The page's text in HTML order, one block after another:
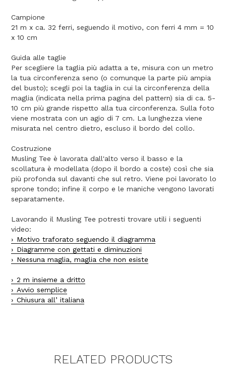
Campione
21 m x ca. 32 ferri, seguendo il motivo, con ferri 4 mm = 10
x 10 cm
Guida alle taglie
Per scegliere la taglia più adatta a te, misura con un metro
la tua circonferenza seno (o comunque la parte più ampia
del busto); scegli poi la taglia in cui la circonferenza della
maglia (indicata nella prima pagina del pattern) sia di ca. 5-
10 cm più grande rispetto alla tua circonferenza. Sulla foto
viene mostrata con un agio di 7 cm. La lunghezza viene
misurata nel centro dietro, escluso il bordo del collo.
Costruzione
Musling Tee è lavorata dall'alto verso il basso e la
scollatura è modellata (dopo il bordo a coste) così che sia
più profonda sul davanti che sul retro. Viene poi lavorato lo
sprone tondo; infine il corpo e le maniche vengono lavorati
separatamente.
Lavorando il Musling Tee potresti trovare utili i seguenti
video:
Motivo traforato seguendo il diagramma
Diagramme con gettati e diminuzioni
Nessuna maglia, maglia che non esiste
2 m insieme a dritto
Avvio semplice
Chiusura all’ italiana
RELATED PRODUCTS